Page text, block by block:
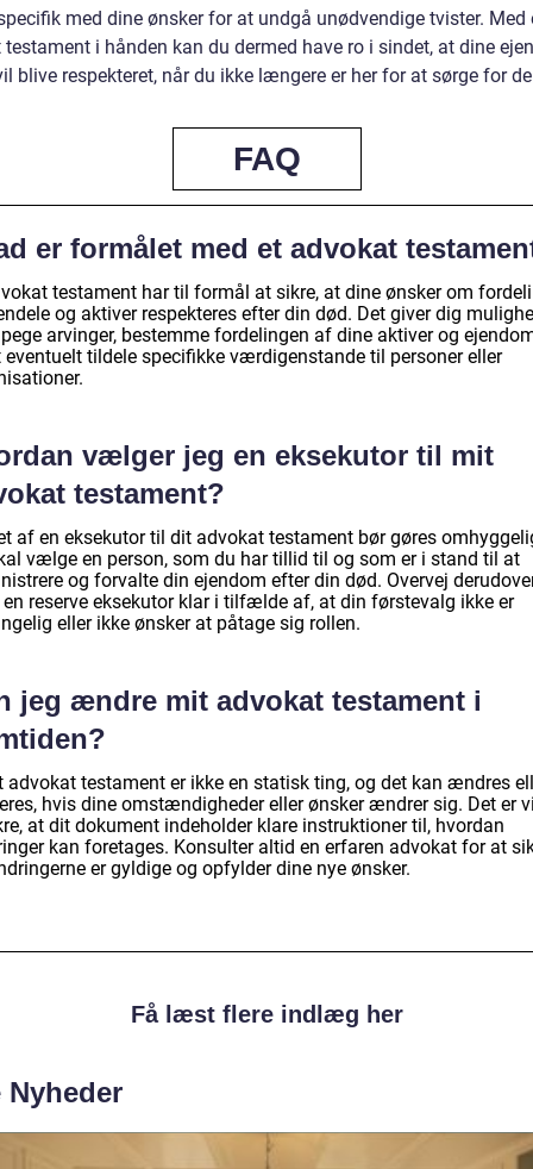
med dine ønsker for at undgå unødvendige tvister. Med
i hånden kan du dermed have ro i sindet, at dine
blive respekteret, når du ikke længere er her for at sørge for
FAQ
er formålet med et advokat
testament har til formål at sikre, at dine ønsker om
og aktiver respekteres efter din død. Det giver dig
arvinger, bestemme fordelingen af dine aktiver og
eventuelt tildele specifikke værdigenstande til personer eller
vælger jeg en eksekutor til mit
testament?
af en eksekutor til dit advokat testament bør gøres
vælge en person, som du har tillid til og som er i stand til at
og forvalte din ejendom efter din død. Overvej
en reserve eksekutor klar i tilfælde af, at din førstevalg ikke er
eller ikke ønsker at påtage sig rollen.
jeg ændre mit advokat testament i
advokat testament er ikke en statisk ting, og det kan ændres
hvis dine omstændigheder eller ønsker ændrer sig. Det er
at dit dokument indeholder klare instruktioner til, hvordan
kan foretages. Konsulter altid en erfaren advokat for at
er gyldige og opfylder dine nye ønsker.
Få læst flere indlæg her
Nyheder